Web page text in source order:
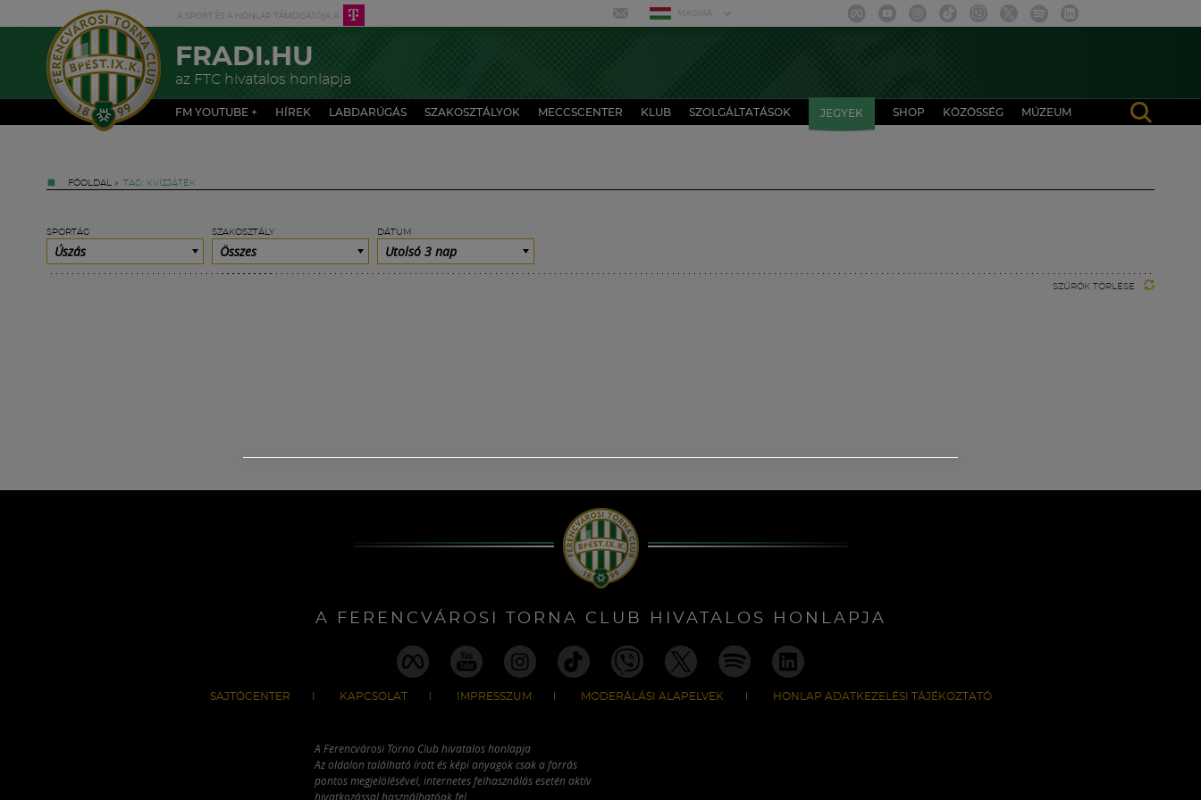
MAGYAR
FRADI.HU
az FTC hivatalos honlapja
FM YOUTUBE + HÍREK LABDARÚGÁS SZAKOSZTÁLYOK MECCSCENTER KLUB SZOLGÁLTATÁSOK JEGYEK SHOP KÖZÖSSÉG MÚZEUM
FŐOLDAL » TAG: KVÍZJÁTÉK
SPORTÁG
Úszás
SZAKOSZTÁLY
Összes
DÁTUM
Utolsó 3 nap
SZŰRŐK TÖRLÉSE
A FERENCVÁROSI TORNA CLUB HIVATALOS HONLAPJA
SAJTÓCENTER KAPCSOLAT IMPRESSZUM MODERÁLÁSI ALAPELVEK HONLAP ADATKEZELÉSI TÁJÉKOZTATÓ
A Ferencvárosi Torna Club hivatalos honlapja
Az oldalon található írott és képi anyagok csak a forrás
pontos megjelölésével, internetes felhasználás esetén aktív
hivatkozással használhatóak fel.